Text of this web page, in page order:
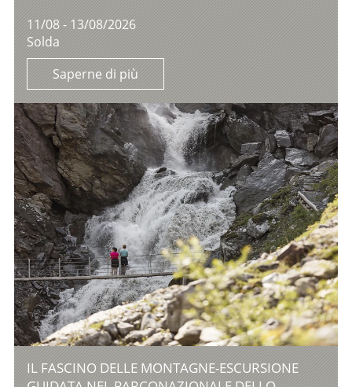
11/08 - 13/08/2026
Solda
Saperne di più
IL FASCINO DELLE MONTAGNE-ESCURSIONE